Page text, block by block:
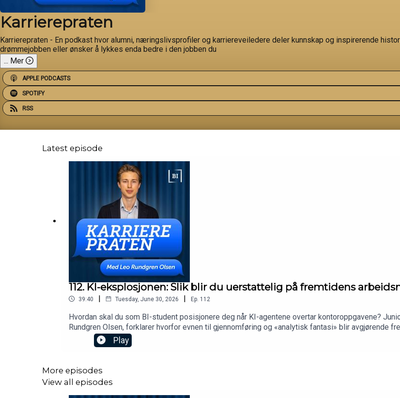
Karrierepraten
Karrierepraten - En podkast hvor alumni, næringslivsprofiler og karriereveiledere deler kunnskap og inspirerende
drømmejobben eller ønsker å lykkes enda bedre i den jobben du
... Mer
APPLE PODCASTS
SPOTIFY
RSS
Latest episode
112. KI-eksplosjonen: Slik blir du uerstattelig på fremtidens
39:40 | Tuesday, June 30, 2026 | Ep. 112
Hvordan skal du som BI-student posisjonere deg når KI-agentene overtar kontoroppgavene?
Rundgren Olsen, forklarer hvorfor evnen til gjennomføring og «analytisk fantasi» blir avgjørende
Play
More episodes
View all episodes